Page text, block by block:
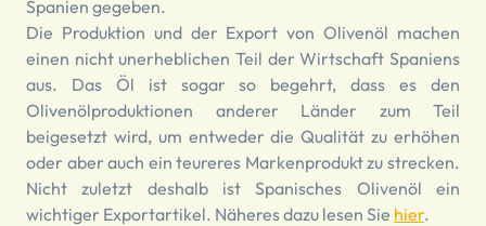
Spanien gegeben.
Die Produktion und der Export von Olivenöl machen
einen nicht unerheblichen Teil der Wirtschaft Spaniens
aus. Das Öl ist sogar so begehrt, dass es den
Olivenölproduktionen anderer Länder zum Teil
beigesetzt wird, um entweder die Qualität zu erhöhen
oder aber auch ein teureres Markenprodukt zu strecken.
Nicht zuletzt deshalb ist Spanisches Olivenöl ein
wichtiger Exportartikel. Näheres dazu lesen Sie hier.